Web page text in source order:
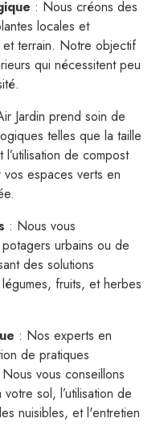
: Nous créons des
locales et
et terrain. Notre objectif
qui nécessitent peu
Jardin prend soin de
telles que la taille
de compost
espaces verts en
: Nous vous
urbains ou de
des solutions
fruits, et herbes
: Nos experts en
de pratiques
vous conseillons
sol, l’utilisation de
nuisibles, et l'entretien